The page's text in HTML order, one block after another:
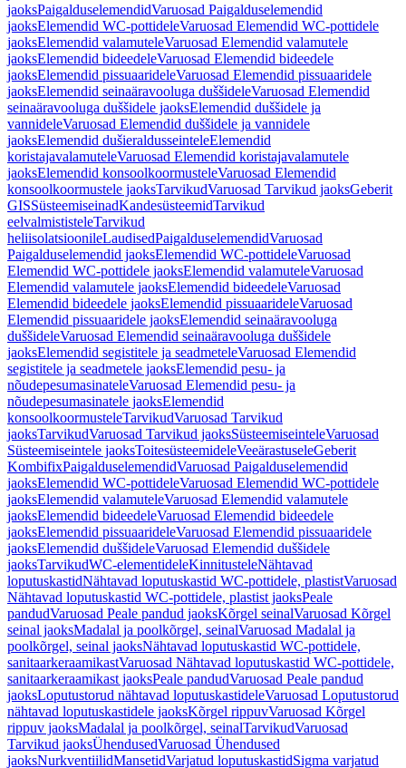
jaoksPaigalduselemendidVaruosad Paigalduselemendid
jaoksElemendid WC-pottideleVaruosad Elemendid WC-pottidele
jaoksElemendid valamuteleVaruosad Elemendid valamutele
jaoksElemendid bideedeleVaruosad Elemendid bideedele
jaoksElemendid pissuaarideleVaruosad Elemendid pissuaaridele
jaoksElemendid seinaäravooluga duššideleVaruosad Elemendid
seinaäravooluga duššidele jaoksElemendid duššidele ja
vannideleVaruosad Elemendid duššidele ja vannidele
jaoksElemendid dušieraldusseinteleElemendid
koristajavalamuteleVaruosad Elemendid koristajavalamutele
jaoksElemendid konsoolkoormusteleVaruosad Elemendid
konsoolkoormustele jaoksTarvikudVaruosad Tarvikud jaoksGeberit
GISSüsteemiseinadKandesüsteemidTarvikud
eelvalmististeleTarvikud
heliisolatsioonileLaudisedPaigalduselemendidVaruosad
Paigalduselemendid jaoksElemendid WC-pottideleVaruosad
Elemendid WC-pottidele jaoksElemendid valamuteleVaruosad
Elemendid valamutele jaoksElemendid bideedeleVaruosad
Elemendid bideedele jaoksElemendid pissuaarideleVaruosad
Elemendid pissuaaridele jaoksElemendid seinaäravooluga
duššideleVaruosad Elemendid seinaäravooluga duššidele
jaoksElemendid segistitele ja seadmeteleVaruosad Elemendid
segistitele ja seadmetele jaoksElemendid pesu- ja
nõudepesumasinateleVaruosad Elemendid pesu- ja
nõudepesumasinatele jaoksElemendid
konsoolkoormusteleTarvikudVaruosad Tarvikud
jaoksTarvikudVaruosad Tarvikud jaoksSüsteemiseinteleVaruosad
Süsteemiseintele jaoksToitesüsteemideleVeeärastuseleGeberit
KombifixPaigalduselemendidVaruosad Paigalduselemendid
jaoksElemendid WC-pottideleVaruosad Elemendid WC-pottidele
jaoksElemendid valamuteleVaruosad Elemendid valamutele
jaoksElemendid bideedeleVaruosad Elemendid bideedele
jaoksElemendid pissuaarideleVaruosad Elemendid pissuaaridele
jaoksElemendid duššideleVaruosad Elemendid duššidele
jaoksTarvikudWC-elementideleKinnitusteleNähtavad
loputuskastidNähtavad loputuskastid WC-pottidele, plastistVaruosad
Nähtavad loputuskastid WC-pottidele, plastist jaoksPeale
pandudVaruosad Peale pandud jaoksKõrgel seinalVaruosad Kõrgel
seinal jaoksMadalal ja poolkõrgel, seinalVaruosad Madalal ja
poolkõrgel, seinal jaoksNähtavad loputuskastid WC-pottidele,
sanitaarkeraamikastVaruosad Nähtavad loputuskastid WC-pottidele,
sanitaarkeraamikast jaoksPeale pandudVaruosad Peale pandud
jaoksLoputustorud nähtavad loputuskastideleVaruosad Loputustorud
nähtavad loputuskastidele jaoksKõrgel rippuvVaruosad Kõrgel
rippuv jaoksMadalal ja poolkõrgel, seinalTarvikudVaruosad
Tarvikud jaoksÜhendusedVaruosad Ühendused
jaoksNurkventiilidMansetidVarjatud loputuskastidSigma varjatud